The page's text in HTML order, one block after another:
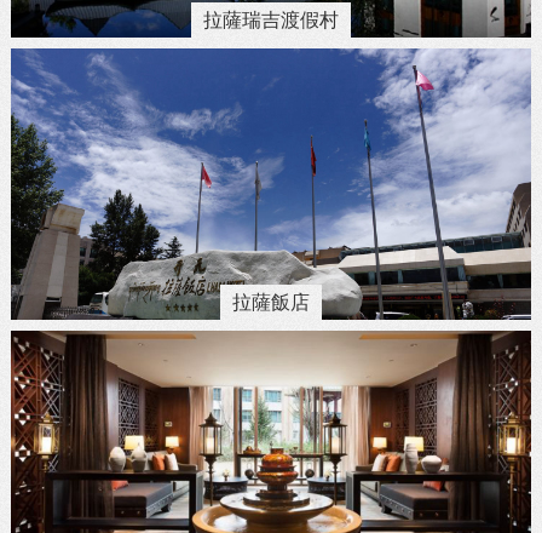
拉薩瑞吉渡假村
拉薩飯店